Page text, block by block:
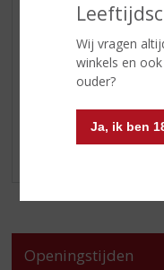
Wij vragen
winkels en
ouder?
Ja, ik ben
FRISDRANK
GLASWERK
ALCOHOLVRIJE
Openingstijden